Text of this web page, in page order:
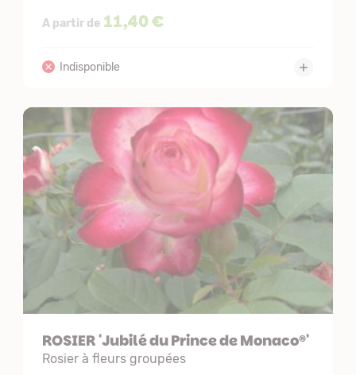
A partir de 11,40 €
ROSIER 'Jubilé du Prince de Monaco®'
Rosier à fleurs groupées